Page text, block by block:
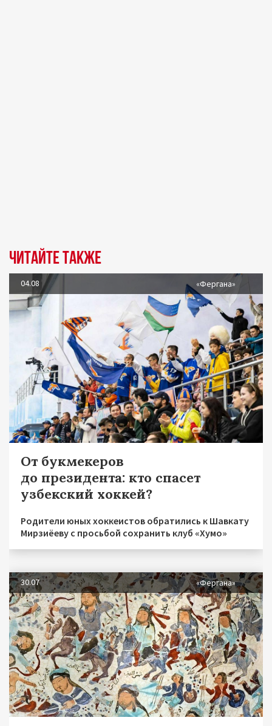
Читайте также
04.08 «Фергана»
От букмекеров
до президента: кто спасет
узбекский хоккей?
Родители юных хоккеистов обратились к Шавкату
Мирзиёеву с просьбой сохранить клуб «Хумо»
30.07 «Фергана»